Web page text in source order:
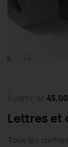
45,00
Lettres et
Tous les